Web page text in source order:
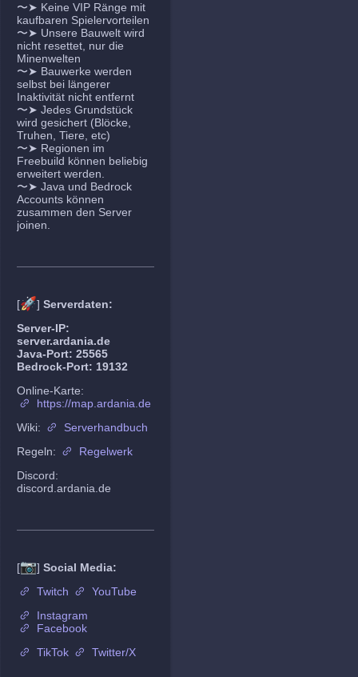
〜➤ Keine VIP Ränge mit
kaufbaren Spielervorteilen
〜➤ Unsere Bauwelt wird
nicht resettet, nur die
Minenwelten
〜➤ Bauwerke werden
selbst bei längerer
Inaktivität nicht entfernt
〜➤ Jedes Grundstück
wird gesichert (Blöcke,
Truhen, Tiere, etc)
〜➤ Regionen im
Freebuild können beliebig
erweitert werden.
〜➤ Java und Bedrock
Accounts können
zusammen den Server
joinen.
[🚀] Serverdaten:
Server-IP:
server.ardania.de
Java-Port: 25565
Bedrock-Port: 19132
Online-Karte:
https://map.ardania.de
Wiki:
Serverhandbuch
Regeln:
Regelwerk
Discord:
discord.ardania.de
[📷] Social Media:
Twitch
YouTube
Instagram
Facebook
TikTok
Twitter/X